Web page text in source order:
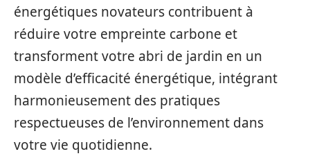
énergétiques novateurs contribuent à
réduire votre empreinte carbone et
transforment votre abri de jardin en un
modèle d’efficacité énergétique, intégrant
harmonieusement des pratiques
respectueuses de l’environnement dans
votre vie quotidienne.